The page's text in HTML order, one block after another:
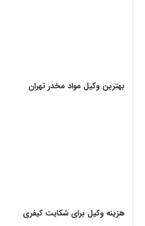
بهترین وکیل مواد مخدر تهران
هزینه وکیل برای شکایت کیفری